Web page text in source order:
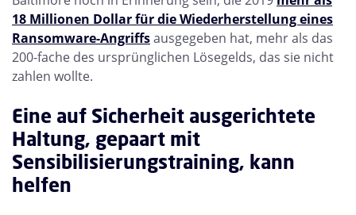
18 Millionen Dollar für die Wiederherstellung eines
Ransomware-Angriffsausgegeben hat, mehr als das
200-fache des ursprünglichen Lösegelds, das sie nicht
zahlen wollte.
Eine auf Sicherheit ausgerichtete
Haltung, gepaart mit
Sensibilisierungstraining, kann
helfen